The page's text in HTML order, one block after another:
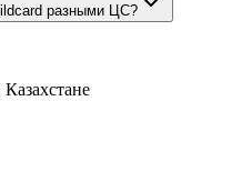
разными ЦС?